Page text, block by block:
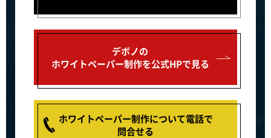
デボノの
ホワイトペーパー制作を公式HPで見る
ホワイトペーパー制作について電話で
問合せる